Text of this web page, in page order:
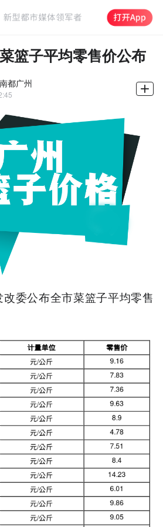
篮子平均零售价公布
都广州
委公布全市菜篮子平均零售